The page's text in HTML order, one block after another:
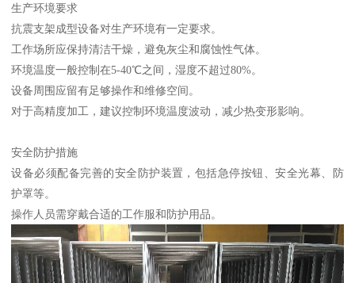
生产环境要求
抗震支架成型设备对生产环境有一定要求。
工作场所应保持清洁干燥，避免灰尘和腐蚀性气体。
环境温度一般控制在5-40℃之间，湿度不超过80%。
设备周围应留有足够操作和维修空间。
对于高精度加工，建议控制环境温度波动，减少热变形影响。
安全防护措施
设备必须配备完善的安全防护装置，包括急停按钮、安全光幕、防
护罩等。
操作人员需穿戴合适的工作服和防护用品。